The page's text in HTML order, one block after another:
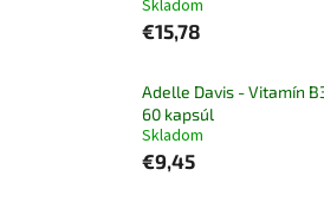
Skladom
€15,78
Adelle Davis - Vitamín
60 kapsúl
Skladom
€9,45